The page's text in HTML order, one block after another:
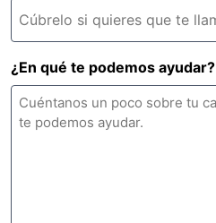
¿En qué te podemos ayudar?